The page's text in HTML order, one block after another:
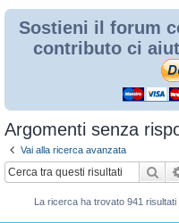
Sostieni il forum
contributo ci
Argomenti senza
Vai alla ricerca avanzata
La ricerca ha trovato 941 risultati